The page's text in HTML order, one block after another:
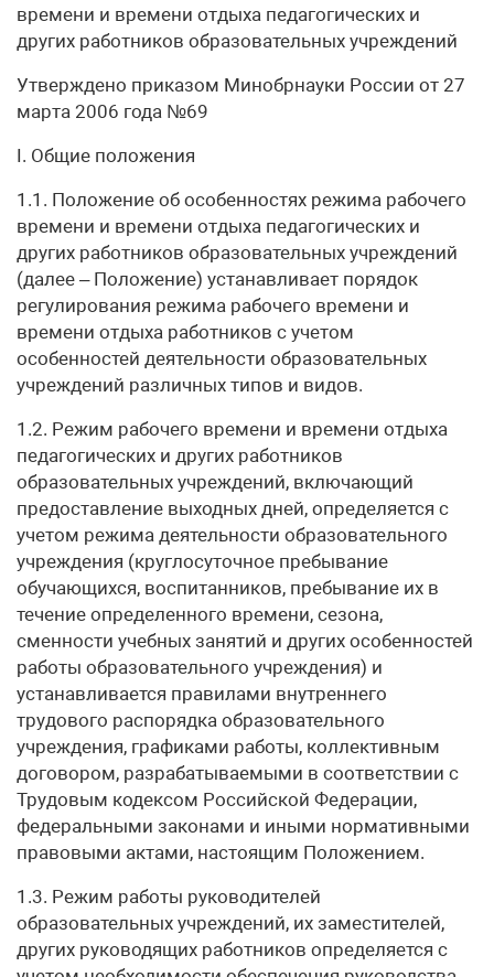
времени и времени отдыха педагогических и
других работников образовательных учреждений
Утверждено приказом Минобрнауки России от 27
марта 2006 года №69
I. Общие положения
1.1. Положение об особенностях режима рабочего
времени и времени отдыха педагогических и
других работников образовательных учреждений
(далее – Положение) устанавливает порядок
регулирования режима рабочего времени и
времени отдыха работников с учетом
особенностей деятельности образовательных
учреждений различных типов и видов.
1.2. Режим рабочего времени и времени отдыха
педагогических и других работников
образовательных учреждений, включающий
предоставление выходных дней, определяется с
учетом режима деятельности образовательного
учреждения (круглосуточное пребывание
обучающихся, воспитанников, пребывание их в
течение определенного времени, сезона,
сменности учебных занятий и других особенностей
работы образовательного учреждения) и
устанавливается правилами внутреннего
трудового распорядка образовательного
учреждения, графиками работы, коллективным
договором, разрабатываемыми в соответствии с
Трудовым кодексом Российской Федерации,
федеральными законами и иными нормативными
правовыми актами, настоящим Положением.
1.3. Режим работы руководителей
образовательных учреждений, их заместителей,
других руководящих работников определяется с